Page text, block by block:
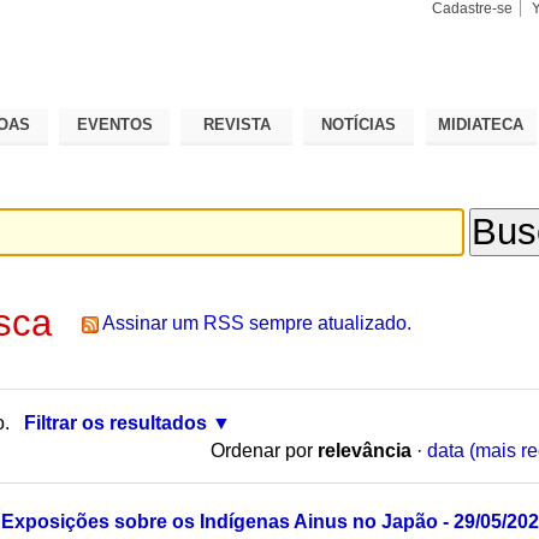
Cadastre-se
EVENTOS REVISTA NOTÍCIAS MIDIATECA
Assinar um RSS sempre atualizado.
Filtrar os resultados
Ordenar por relevância · data (mais
sobre os Indígenas Ainus no Japão - 29/05/